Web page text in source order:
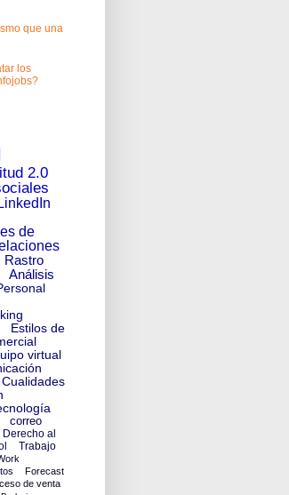
que una
los
2.0
de
Rastro
Análisis
Estilos de
virtual
Cualidades
correo
Derecho al
Trabajo
Forecast
de venta